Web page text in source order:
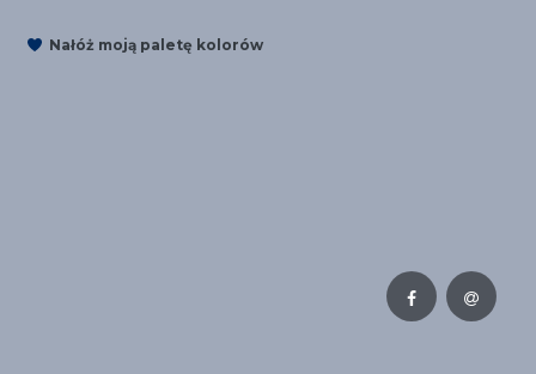
Nałóż moją paletę kolorów